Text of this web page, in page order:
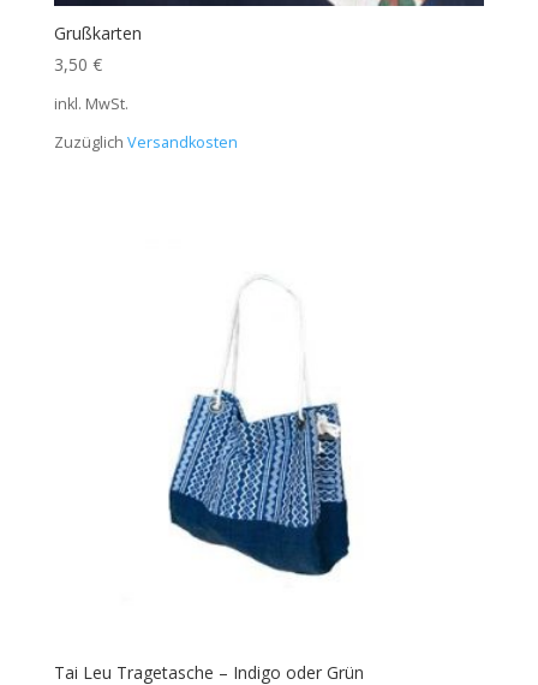
Grußkarten
3,50 €
inkl. MwSt.
Zuzüglich Versandkosten
Tai Leu Tragetasche – Indigo oder Grün